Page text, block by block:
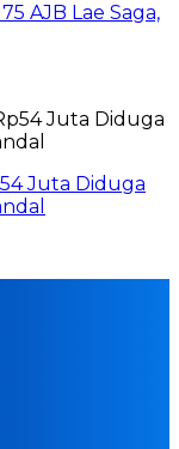
AJB Lae Saga,
Juta Diduga